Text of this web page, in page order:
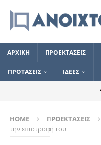
ΑΡΧΙΚΗ ΠΡΟΕΚΤΑΣΕΙΣ
ΠΡΟΤΑΣΕΙΣ ΙΔΕΕΣ
HOME ΠΡΟΕΚΤΑΣΕΙΣ
την επιστροφή του